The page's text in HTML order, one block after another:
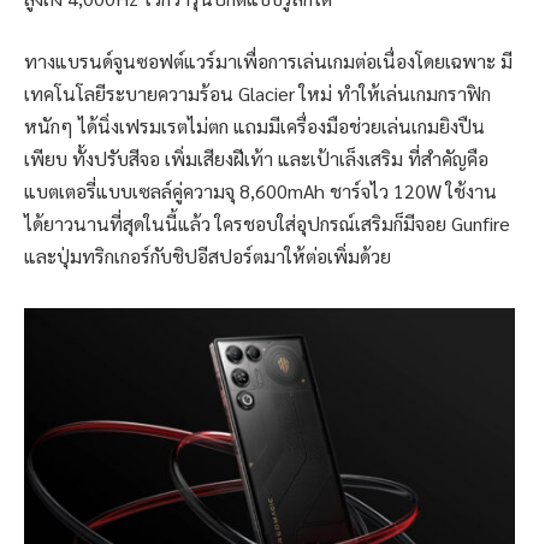
ทางแบรนด์จูนซอฟต์แวร์มาเพื่อการเล่นเกมต่อเนื่องโดยเฉพาะ มี
เทคโนโลยีระบายความร้อน Glacier ใหม่ ทำให้เล่นเกมกราฟิก
หนักๆ ได้นิ่งเฟรมเรตไม่ตก แถมมีเครื่องมือช่วยเล่นเกมยิงปืน
เพียบ ทั้งปรับสีจอ เพิ่มเสียงฝีเท้า และเป้าเล็งเสริม ที่สำคัญคือ
แบตเตอรี่แบบเซลล์คู่ความจุ 8,600mAh ชาร์จไว 120W ใช้งาน
ได้ยาวนานที่สุดในนี้แล้ว ใครชอบใส่อุปกรณ์เสริมก็มีจอย Gunfire
และปุ่มทริกเกอร์กับชิปอีสปอร์ตมาให้ต่อเพิ่มด้วย